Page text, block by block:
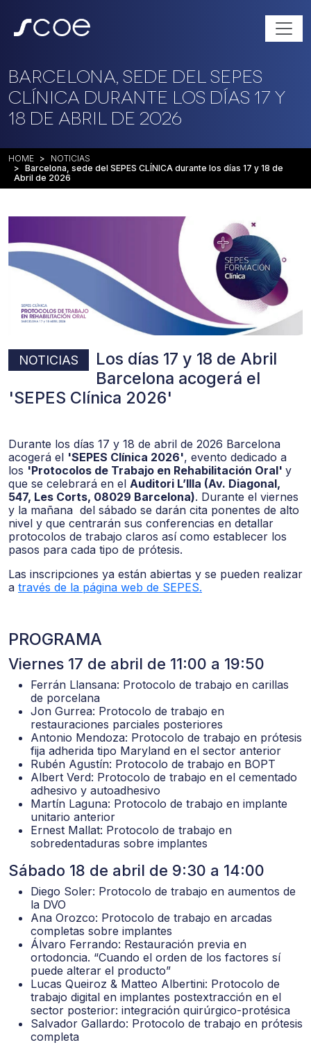
Barcelona, sede del SEPES
CLÍNICA durante los días 17 y
18 de Abril de 2026
HOME
NOTICIAS
Barcelona, sede del SEPES CLÍNICA durante los días 17 y 18 de
Abril de 2026
NOTICIAS
Los días 17 y 18 de Abril
Barcelona acogerá el
'SEPES Clínica 2026'
Durante los días 17 y 18 de abril de 2026 Barcelona
acogerá el 'SEPES Clínica 2026', evento dedicado a
los 'Protocolos de Trabajo en Rehabilitación Oral' y
que se celebrará en el Auditori L’Illa (Av. Diagonal,
547, Les Corts, 08029 Barcelona). Durante el viernes
y la mañana del sábado se darán cita ponentes de alto
nivel y que centrarán sus conferencias en detallar
protocolos de trabajo claros así como establecer los
pasos para cada tipo de prótesis.
Las inscripciones ya están abiertas y se pueden realizar
a través de la página web de SEPES.
PROGRAMA
Viernes 17 de abril de 11:00 a 19:50
Ferrán Llansana: Protocolo de trabajo en carillas
de porcelana
Jon Gurrea: Protocolo de trabajo en
restauraciones parciales posteriores
Antonio Mendoza: Protocolo de trabajo en prótesis
fija adherida tipo Maryland en el sector anterior
Rubén Agustín: Protocolo de trabajo en BOPT
Albert Verd: Protocolo de trabajo en el cementado
adhesivo y autoadhesivo
Martín Laguna: Protocolo de trabajo en implante
unitario anterior
Ernest Mallat: Protocolo de trabajo en
sobredentaduras sobre implantes
Sábado 18 de abril de 9:30 a 14:00
Diego Soler: Protocolo de trabajo en aumentos de
la DVO
Ana Orozco: Protocolo de trabajo en arcadas
completas sobre implantes
Álvaro Ferrando: Restauración previa en
ortodoncia. “Cuando el orden de los factores sí
puede alterar el producto”
Lucas Queiroz & Matteo Albertini: Protocolo de
trabajo digital en implantes postextracción en el
sector posterior: integración quirúrgico-protésica
Salvador Gallardo: Protocolo de trabajo en prótesis
completa